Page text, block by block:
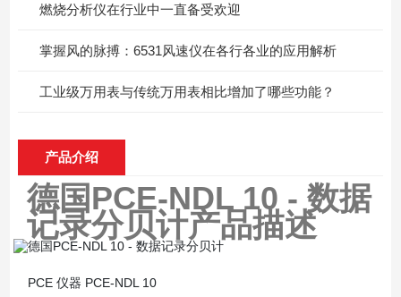
燃烧分析仪在行业中一直备受欢迎
掌握风的脉搏：6531风速仪在各行各业的应用解析
工业级万用表与传统万用表相比增加了哪些功能？
产品介绍
德国PCE-NDL 10 - 数据
记录分贝计产品描述
PCE 仪器 PCE-NDL 10